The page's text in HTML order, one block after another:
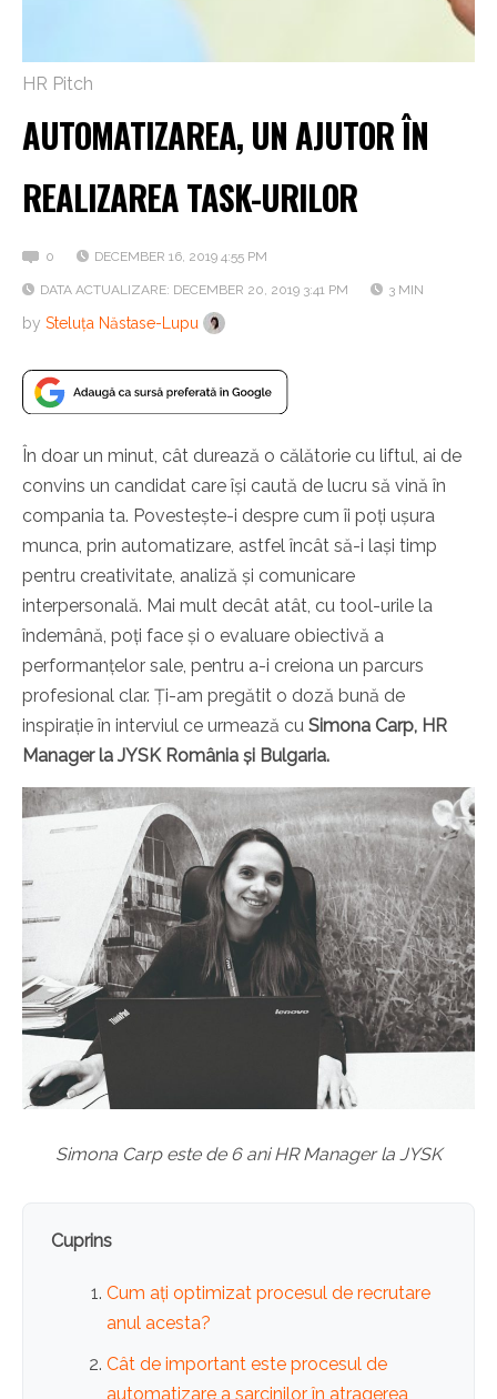
HR Pitch
AUTOMATIZAREA, UN AJUTOR ÎN
REALIZAREA TASK-URILOR
0 DECEMBER 16, 2019 4:55 PM
DATA ACTUALIZARE: DECEMBER 20, 2019 3:41 PM 3 MIN
by Steluța Năstase-Lupu
În doar un minut, cât durează o călătorie cu liftul, ai de
convins un candidat care își caută de lucru să vină în
compania ta. Povestește-i despre cum îi poți ușura
munca, prin automatizare, astfel încât să-i lași timp
pentru creativitate, analiză și comunicare
interpersonală. Mai mult decât atât, cu tool-urile la
îndemână, poți face și o evaluare obiectivă a
performanțelor sale, pentru a-i creiona un parcurs
profesional clar. Ți-am pregătit o doză bună de
inspirație în interviul ce urmează cu Simona Carp, HR
Manager la JYSK România și Bulgaria.
Simona Carp este de 6 ani HR Manager la JYSK
Cuprins
Cum ați optimizat procesul de recrutare
anul acesta?
Cât de important este procesul de
automatizare a sarcinilor în atragerea